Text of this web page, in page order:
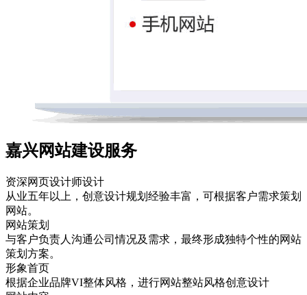
嘉兴网站建设服务
资深网页设计师设计
从业五年以上，创意设计规划经验丰富，可根据客户需求策划
网站。
网站策划
与客户负责人沟通公司情况及需求，最终形成独特个性的网站
策划方案。
形象首页
根据企业品牌VI整体风格，进行网站整站风格创意设计